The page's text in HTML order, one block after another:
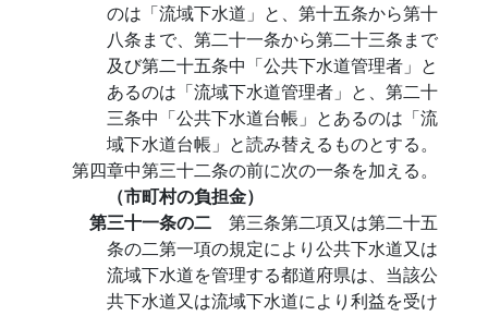
のは「流域下水道」と、第十五条から第十
八条まで、第二十一条から第二十三条まで
及び第二十五条中「公共下水道管理者」と
あるのは「流域下水道管理者」と、第二十
三条中「公共下水道台帳」とあるのは「流
域下水道台帳」と読み替えるものとする。
第四章中第三十二条の前に次の一条を加える。
（市町村の負担金）
第三十一条の二 第三条第二項又は第二十五
条の二第一項の規定により公共下水道又は
流域下水道を管理する都道府県は、当該公
共下水道又は流域下水道により利益を受け